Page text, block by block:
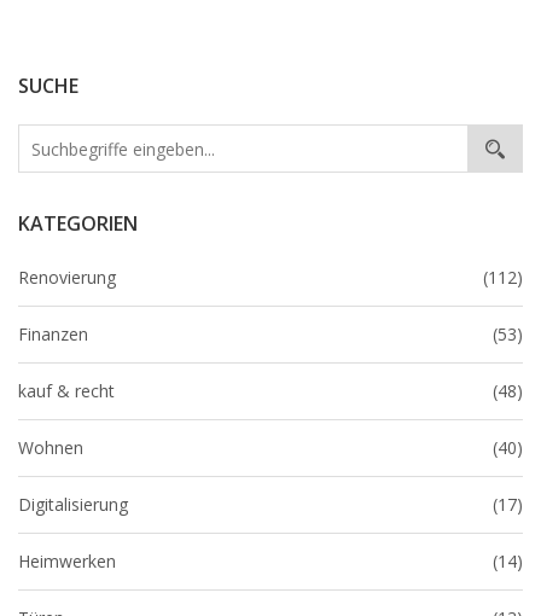
SUCHE
KATEGORIEN
Renovierung (112)
Finanzen (53)
kauf & recht (48)
Wohnen (40)
Digitalisierung (17)
Heimwerken (14)